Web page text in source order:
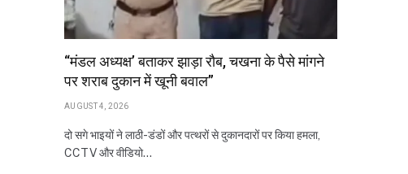
“मंडल अध्यक्ष’ बताकर झाड़ा रौब, चखना के पैसे मांगने
पर शराब दुकान में खूनी बवाल”
AUGUST 4, 2026
दो सगे भाइयों ने लाठी-डंडों और पत्थरों से दुकानदारों पर किया हमला,
CCTV और वीडियो…